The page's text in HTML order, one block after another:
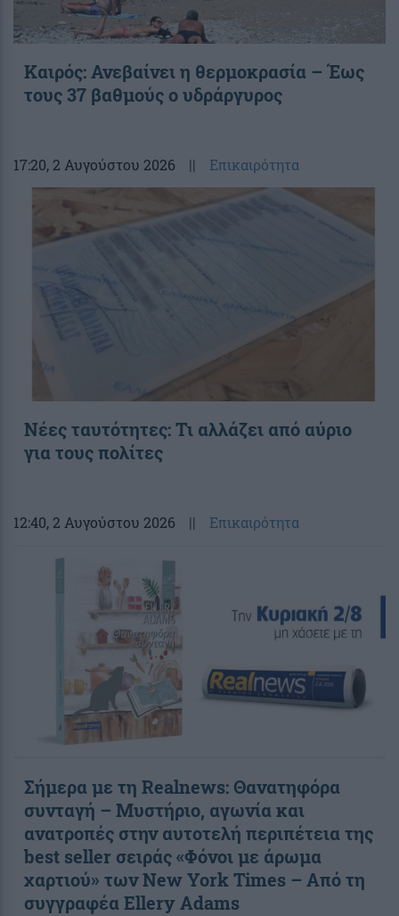
Καιρός: Ανεβαίνει η θερμοκρασία – Έως
τους 37 βαθμούς ο υδράργυρος
17:20, 2 Αυγούστου 2026 || Επικαιρότητα
Νέες ταυτότητες: Τι αλλάζει από αύριο
για τους πολίτες
12:40, 2 Αυγούστου 2026 || Επικαιρότητα
Σήμερα με τη Realnews: Θανατηφόρα
συνταγή – Μυστήριο, αγωνία και
ανατροπές στην αυτοτελή περιπέτεια της
best seller σειράς «Φόνοι με άρωμα
χαρτιού» των New York Times – Από τη
συγγραφέα Ellery Adams